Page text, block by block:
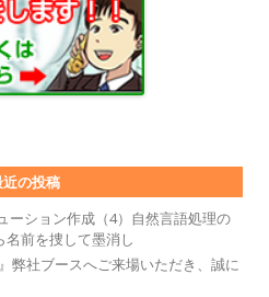
の投稿
ーション作成（4）自然言語処理の
名前を捜して墨消し
弊社ブースへご来場いただき、誠に